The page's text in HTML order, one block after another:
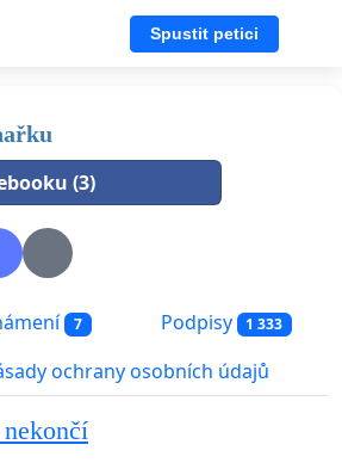
Spustit petici
(3)
7 Podpisy 1 333
ochrany osobních údajů